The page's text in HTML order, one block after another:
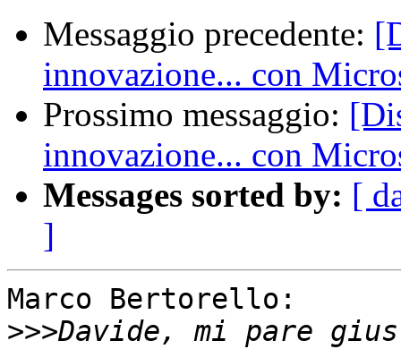
Messaggio precedente:
innovazione... con
Prossimo messaggio:
innovazione... con
Messages sorted by: [
]
Marco Bertorello:
>>>Davide, mi pare